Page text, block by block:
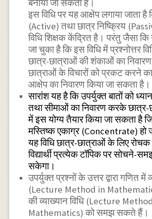
बनाया जा सकता है।
इस विधि पर यह आक्षेप लगाया जाता
(Active) तथा छात्र निष्क्रिय
विधि शिक्षक केंद्रित है। परंतु जैसा कि
जा चुका है कि इस विधि में प्रश्नोत्तर
छात्र-छात्राओं की शंकाओं का
छात्राओं के विचारों को प्रकट करने
आक्षेप का निवारण किया जा सकता है।
सारांश यह है कि उपर्युक्त बातों को
तथा सीमाओं का निवारण करके
में इस योग्य तैयार किया जा सकता है
मस्तिष्क एकाग्र (Concentrate)
यह विधि छात्र-छात्राओं के लिए रोचक
विद्यार्थी प्रत्येक टॉपिक पर सोचने-
सकेगा।
उपर्युक्त प्रश्नों के उत्तर द्वारा गणित में
(Lecture Method in
की व्याख्यान विधि (Lecture
Mathematics) को समझ सकते हैं।